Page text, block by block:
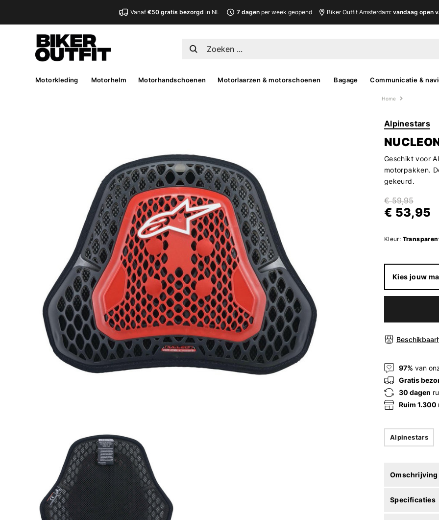
Vanaf€50 gratis bezorgd in NL 7 dagenper week geopend Biker Outfit Amsterdam: vandaag open
Motorkleding Motorhelm Motorhandschoenen Motorlaarzen & motorschoenen Bagage Communicatie &
Home
Alpinestars
Geschikt voor
motorpakken.
gekeurd.
€ 59,95
€ 53,95
Kleur:
Kies jouw
97% van
Gratis
30 dagen
Ruim 1.300
Alpinestars
Omschrijving
Specificaties